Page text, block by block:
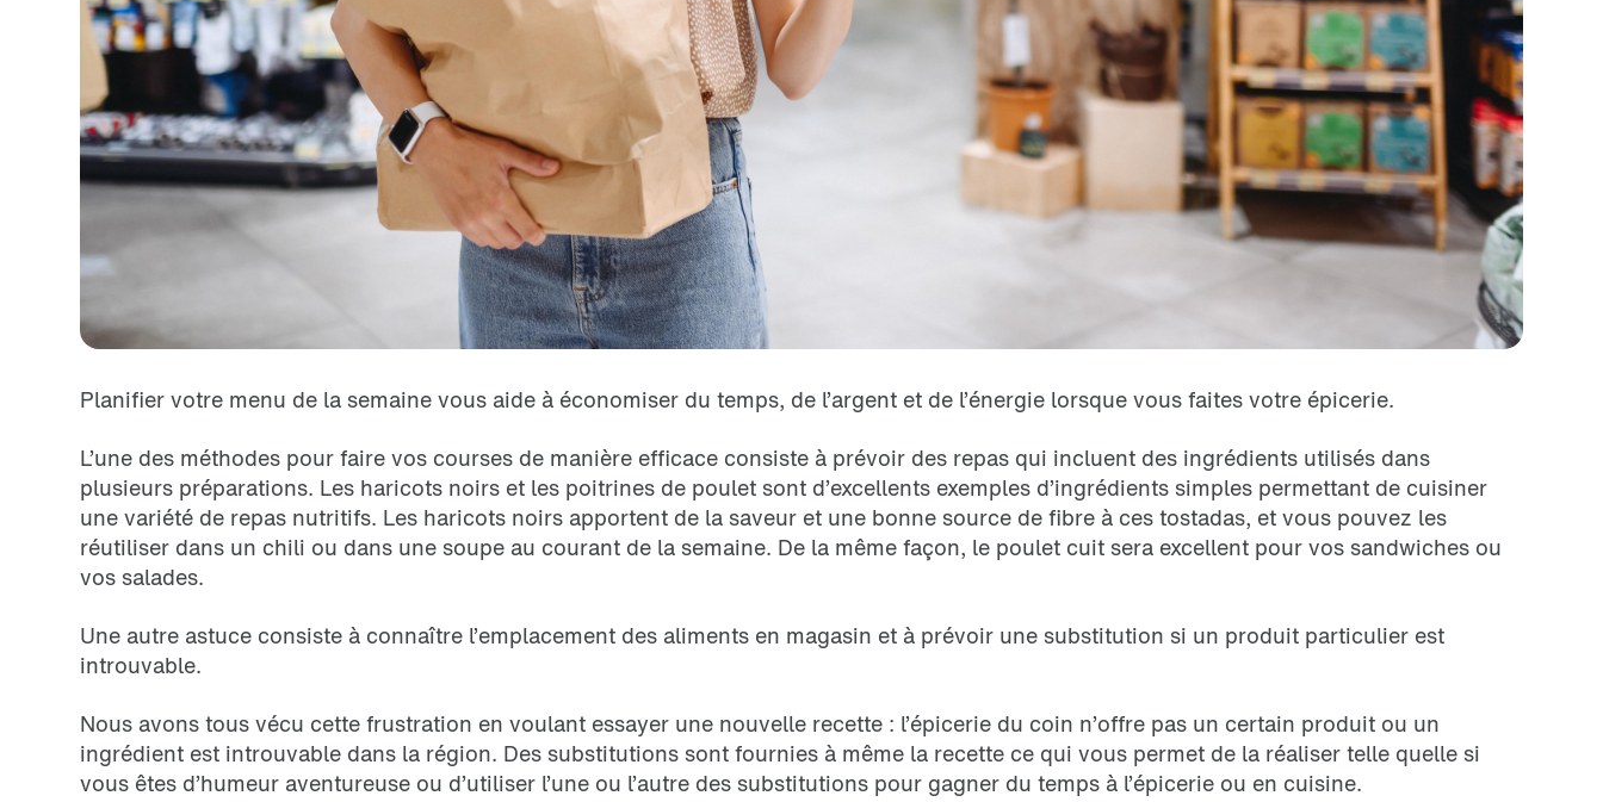
Planifier votre menu de la semaine vous aide à économiser du temps, de l’argent et de l’énergie lorsque vous faites votre épicerie.
L’une des méthodes pour faire vos courses de manière efficace consiste à prévoir des repas qui incluent des ingrédients utilisés dans
plusieurs préparations. Les haricots noirs et les poitrines de poulet sont d’excellents exemples d’ingrédients simples permettant de cuisiner
une variété de repas nutritifs. Les haricots noirs apportent de la saveur et une bonne source de fibre à ces tostadas, et vous pouvez les
réutiliser dans un chili ou dans une soupe au courant de la semaine. De la même façon, le poulet cuit sera excellent pour vos sandwiches ou
vos salades.
Une autre astuce consiste à connaître l’emplacement des aliments en magasin et à prévoir une substitution si un produit particulier est
introuvable.
Nous avons tous vécu cette frustration en voulant essayer une nouvelle recette : l’épicerie du coin n’offre pas un certain produit ou un
ingrédient est introuvable dans la région. Des substitutions sont fournies à même la recette ce qui vous permet de la réaliser telle quelle si
vous êtes d’humeur aventureuse ou d’utiliser l’une ou l’autre des substitutions pour gagner du temps à l’épicerie ou en cuisine.